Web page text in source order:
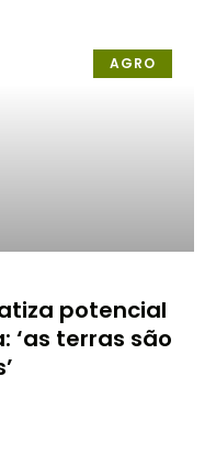
AGRO
potencial
‘as terras são